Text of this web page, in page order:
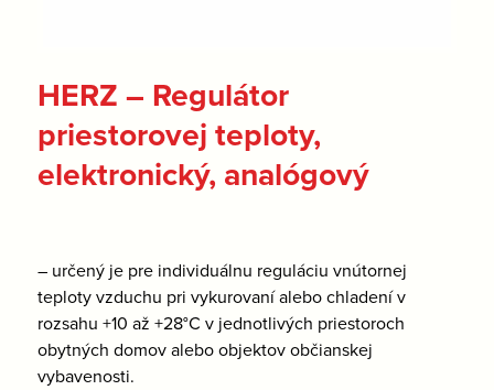
HERZ – Regulátor
priestorovej teploty,
elektronický, analógový
– určený je pre individuálnu reguláciu vnútornej
teploty vzduchu pri vykurovaní alebo chladení v
rozsahu +10 až +28°C v jednotlivých priestoroch
obytných domov alebo objektov občianskej
vybavenosti.